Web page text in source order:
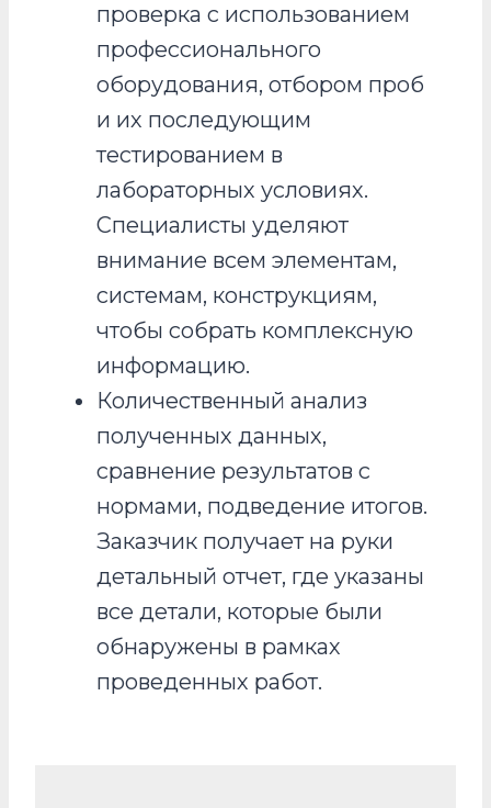
проверка с использованием
профессионального
оборудования, отбором проб
и их последующим
тестированием в
лабораторных условиях.
Специалисты уделяют
внимание всем элементам,
системам, конструкциям,
чтобы собрать комплексную
информацию.
Количественный анализ
полученных данных,
сравнение результатов с
нормами, подведение итогов.
Заказчик получает на руки
детальный отчет, где указаны
все детали, которые были
обнаружены в рамках
проведенных работ.